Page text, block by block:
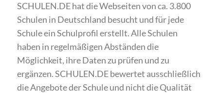
SCHULEN.DE hat die Webseiten von ca. 3.800
Schulen in Deutschland besucht und für jede
Schule ein Schulprofil erstellt. Alle Schulen
haben in regelmäßigen Abständen die
Möglichkeit, ihre Daten zu prüfen und zu
ergänzen. SCHULEN.DE bewertet ausschließlich
die Angebote der Schule und nicht die Qualität